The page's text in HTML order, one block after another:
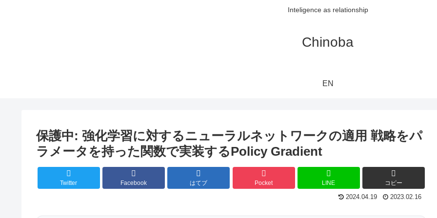
Inteligence as relationship
Chinoba
EN
保護中: 強化学習に対するニューラルネットワークの適用 戦略をパ
ラメータを持った関数で実装するPolicy Gradient
Twitter Facebook はてブ Pocket LINE コピー
2024.04.19 2023.02.16